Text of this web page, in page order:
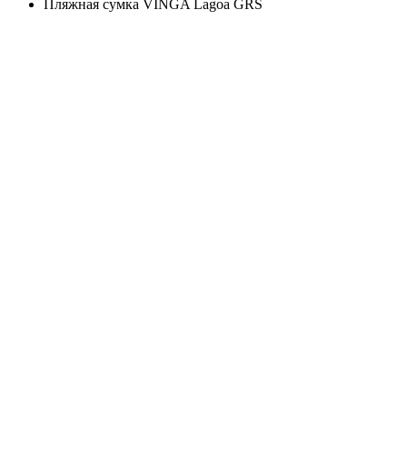
Пляжная сумка VINGA Lagoa GRS